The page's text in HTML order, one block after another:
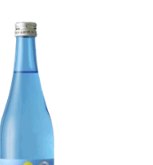
発酵によるガス感を
名：飯沼本家 甲子 純
商品番号：...